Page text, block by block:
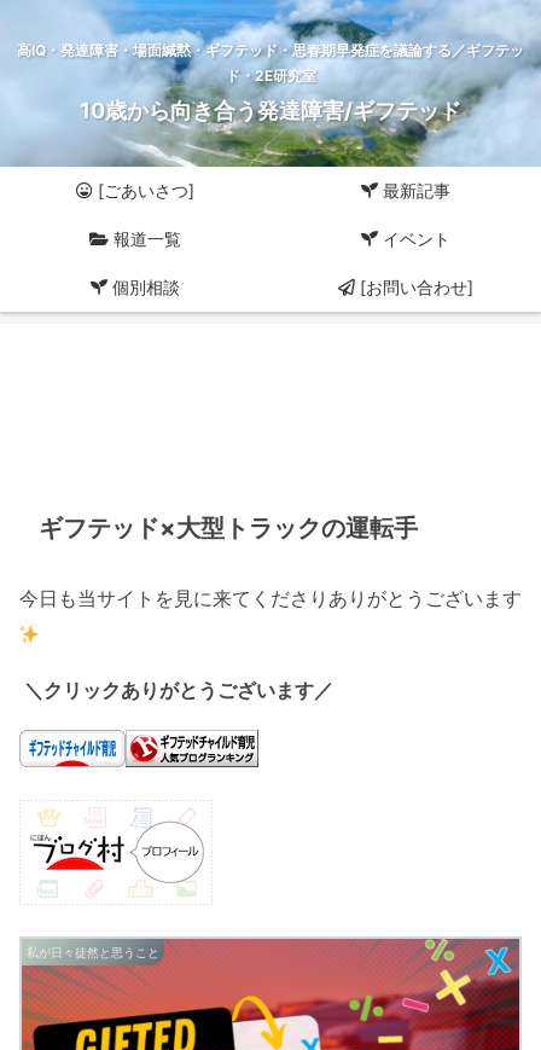
高IQ・発達障害・場面緘黙・ギフテッド・思春期早発症を議論する／ギフテッ
ド・2E研究室
10歳から向き合う発達障害/ギフテッド
[ごあいさつ] 最新記事
報道一覧 イベント
個別相談 [お問い合わせ]
ギフテッド×大型トラックの運転手
今日も当サイトを見に来てくださりありがとうございます
＼クリックありがとうございます／
私が日々徒然と思うこと